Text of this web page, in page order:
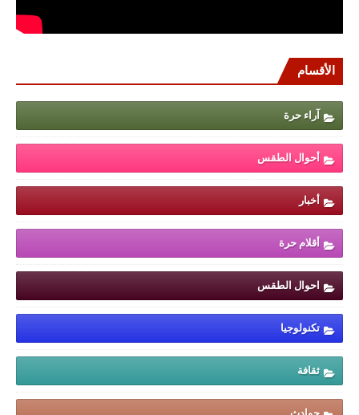
الأقسام
آراء حرة
أحوال الطقس
أخبار
أقلام حرة
احوال الطقس
تكنولوجيا
ثقافة
حوادث